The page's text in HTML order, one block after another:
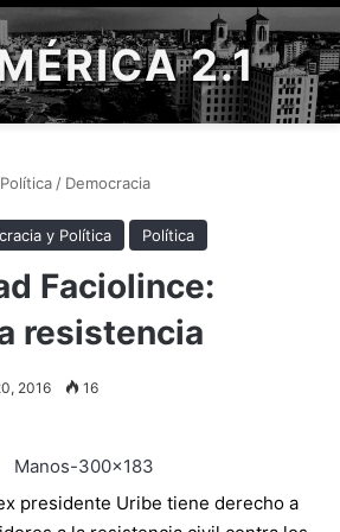
2.1
/ Democracia
y Política Política
Faciolince:
resistencia
2016 16
presidente Uribe tiene derecho a